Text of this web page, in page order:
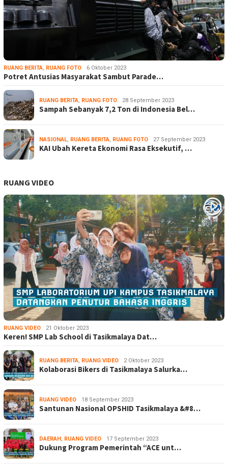
RUANG BERITA, RUANG FOTO 6 Oktober 2023
Potret Antusias Masyarakat Sambut Parade…
RUANG BERITA, RUANG FOTO 28 September 2023
Sampah Sebanyak 7,2 Ton di Indonesia Bel…
NASIONAL, RUANG BERITA, RUANG FOTO 27 September 2023
KAI Ubah Kereta Ekonomi Rasa Eksekutif, …
RUANG VIDEO
RUANG VIDEO 21 Oktober 2023
Keren! SMP Lab School di Tasikmalaya Dat…
RUANG BERITA, RUANG VIDEO 2 Oktober 2023
Kolaborasi Bikers di Tasikmalaya Salurka…
RUANG VIDEO 18 September 2023
Santunan Nasional OPSHID Tasikmalaya &#8…
DAERAH , RUANG VIDEO 17 September 2023
Dukung Program Pemerintah “ACE unt…